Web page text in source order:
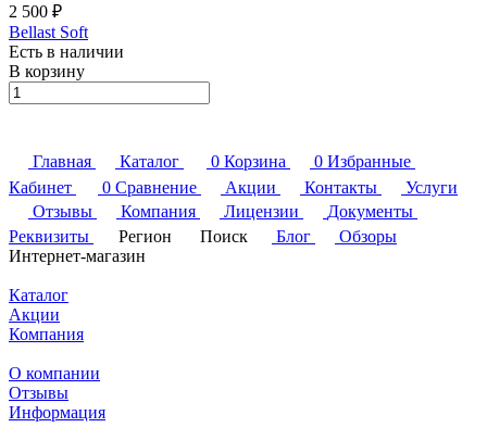
2 500 ₽
Bellast Soft
Есть в наличии
В корзину
Главная Каталог 0 Корзина 0 Избранные
Кабинет
0 Сравнение Акции Контакты
Услуги
Отзывы
Компания Лицензии
Документы
Реквизиты
Регион Поиск Блог
Обзоры
Интернет-магазин
Каталог
Акции
Компания
О компании
Отзывы
Информация